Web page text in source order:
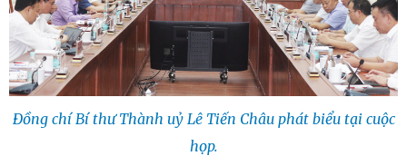
Đồng chí Bí thư Thành uỷ Lê Tiến Châu phát biểu tại cuộc
họp.